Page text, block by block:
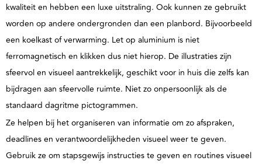
kwaliteit en hebben een luxe uitstraling. Ook kunnen ze gebruikt
worden op andere ondergronden dan een planbord. Bijvoorbeeld
een koelkast of verwarming. Let op aluminium is niet
ferromagnetisch en klikken dus niet hierop. De illustraties zijn
sfeervol en visueel aantrekkelijk, geschikt voor in huis die zelfs kan
bijdragen aan sfeervolle ruimte. Niet zo onpersoonlijk als de
standaard dagritme pictogrammen.
Ze helpen bij het organiseren van informatie om zo afspraken,
deadlines en verantwoordelijkheden visueel weer te geven.
Gebruik ze om stapsgewijs instructies te geven en routines visueel